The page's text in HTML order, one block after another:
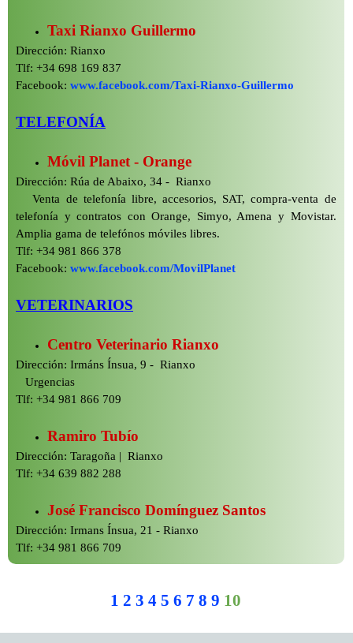
Taxi Rianxo Guillermo
Dirección: Rianxo
Tlf: +34 698 169 837
Facebook: www.facebook.com/Taxi-Rianxo-Guillermo
TELEFONÍA
Móvil Planet - Orange
Dirección: Rúa de Abaixo, 34 - Rianxo
Venta de telefonía libre, accesorios, SAT, compra-venta de
telefonía y contratos con Orange, Simyo, Amena y Movistar.
Amplia gama de telefónos móviles libres.
Tlf: +34 981 866 378
Facebook: www.facebook.com/MovilPlanet
VETERINARIOS
Centro Veterinario Rianxo
Dirección: Irmáns Ínsua, 9 - Rianxo
Urgencias
Tlf: +34 981 866 709
Ramiro Tubío
Dirección: Taragoña | Rianxo
Tlf: +34 639 882 288
José Francisco Domínguez Santos
Dirección: Irmans Ínsua, 21 - Rianxo
Tlf: +34 981 866 709
1 2 3 4 5 6 7 8 9 10